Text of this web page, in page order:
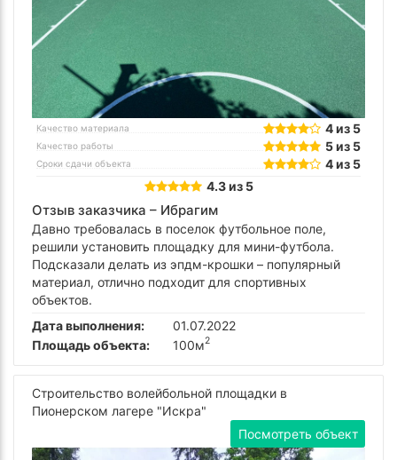
Качество материала 4 из 5
Качество работы 5 из 5
Сроки сдачи объекта
4 из 5
4.3 из 5
Отзыв заказчика – Ибрагим
Давно требовалась в поселок футбольное поле,
решили установить площадку для мини-футбола.
Подсказали делать из эпдм-крошки – популярный
материал, отлично подходит для спортивных
объектов.
Дата выполнения:
01.07.2022
Площадь объекта:
100м2
Строительство волейбольной площадки в
Пионерском лагере "Искра"
Посмотреть объект